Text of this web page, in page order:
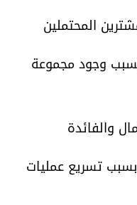
المحتملين
وجود مجموعة
والفائدة
تسريع عمليات